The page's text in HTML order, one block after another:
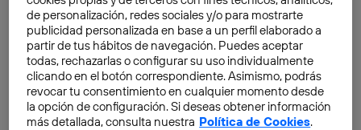
de personalización, redes sociales y/o para mostrarte
publicidad personalizada en base a un perfil elaborado a
partir de tus hábitos de navegación. Puedes aceptar
todas, rechazarlas o configurar su uso individualmente
clicando en el botón correspondiente. Asimismo, podrás
revocar tu consentimiento en cualquier momento desde
la opción de configuración. Si deseas obtener información
más detallada, consulta nuestra Política de Cookies.